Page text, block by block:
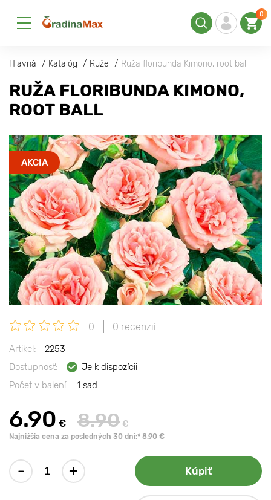
0
Hlavná Katalóg Ruže Ruža floribunda Kimono, root ball
RUŽA FLORIBUNDA KIMONO,
ROOT BALL
AKCIA
0 0 recenzií
Artikel:
2253
Dostupnosť:
Je k dispozícii
Počet v balení:
1 sad.
6.90 € 8.90 €
Najnižšia cena za posledných 30 dní:* 8.90 €
- + Kúpiť